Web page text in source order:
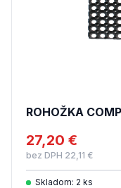
ROHOŽKA
27,20 €
bez DPH 22,11 €
Skladom: 2 ks